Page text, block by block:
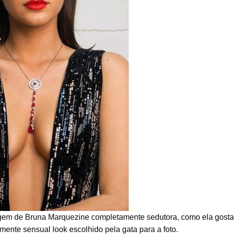
de Bruna Marquezine completamente sedutora, como ela gosta
sensual look escolhido pela gata para a foto.